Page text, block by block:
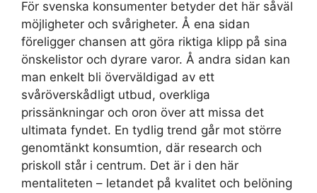
För svenska konsumenter betyder det här såväl
möjligheter och svårigheter. Å ena sidan
föreligger chansen att göra riktiga klipp på sina
önskelistor och dyrare varor. Å andra sidan kan
man enkelt bli överväldigad av ett
svåröverskådligt utbud, overkliga
prissänkningar och oron över att missa det
ultimata fyndet. En tydlig trend går mot större
genomtänkt konsumtion, där research och
priskoll står i centrum. Det är i den här
mentaliteten – letandet på kvalitet och belöning